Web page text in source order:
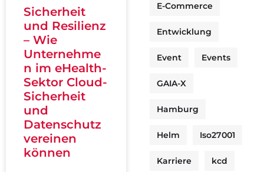
Sicherheit
und Resilienz
– Wie
Unternehme
n im eHealth-
Sektor Cloud-
Sicherheit
und
Datenschutz
vereinen
können
E-Commerce
Entwicklung
Event Events
GAIA-X
Hamburg
Helm Iso27001
Karriere kcd